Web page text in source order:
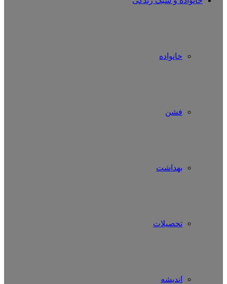
خانواده
فشن
بهداشت
تحصیلات
اندیشه